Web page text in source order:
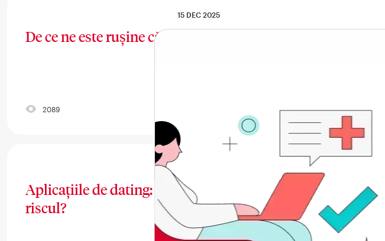
15 DEC 2025
De ce ne este rușine că îmbătrânim?
2089
Aplicațiile de dating: unde se termină flirtul și începe
riscul?